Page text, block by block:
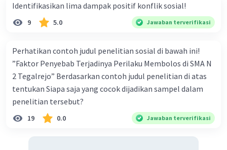
Iklan
Level 89
08 Oktober 2023 04:11
Soerjono Soekanto membagi konflik sosial menjadi lima
bentuk yaitu:
1. Konflik atau pertentangan pribadi, yaitu konflik yang
terjadi antara dua individu atau lebih karena perbedaan
pandangan dan sebagainya.
timbul akibat perbedaan-perbedaan ras.
Identifikasikan lima dampak positif konflik sosial!
9 5.0 Jawaban terverifikasi
Perhatikan contoh judul penelitian sosial di bawah ini!
”Faktor Penyebab Terjadinya Perilaku Membolos di SMA N
2 Tegalrejo” Berdasarkan contoh judul penelitian di atas
tentukan Siapa saja yang cocok dijadikan sampel dalam
penelitian tersebut?
19 0.0 Jawaban terverifikasi